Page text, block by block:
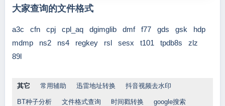
大家查询的文件格式
a3c cfn cpj cpl_aq dgimglib dmf f77 gds gsk
hdp
mdmp
ns2 ns4 regkey rsl sesx t101 tpdb8s
zlz
89l
其它 常用辅助 迅雷地址转换 抖音视频去水印
BT种子分析 文件格式查询 时间戳转换 google搜索